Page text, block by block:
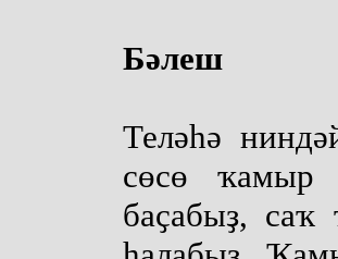
Бәлеш
Теләһә
сөсө ҡамыр
баҫабыҙ, саҡ